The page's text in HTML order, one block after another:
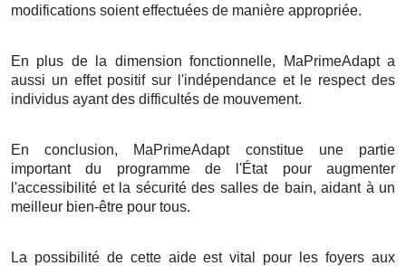
modifications soient effectuées de manière appropriée.
En plus de la dimension fonctionnelle, MaPrimeAdapt a
aussi un effet positif sur l'indépendance et le respect des
individus ayant des difficultés de mouvement.
En conclusion, MaPrimeAdapt constitue une partie
important du programme de l'État pour augmenter
l'accessibilité et la sécurité des salles de bain, aidant à un
meilleur bien-être pour tous.
La possibilité de cette aide est vital pour les foyers aux